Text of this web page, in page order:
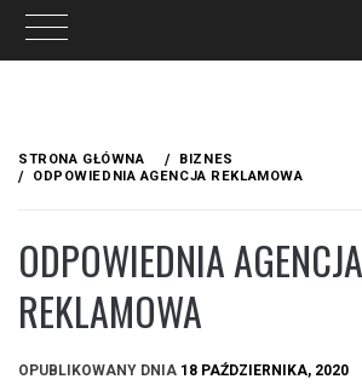
treści
STRONA GŁÓWNA
BIZNES
ODPOWIEDNIA AGENCJA REKLAMOWA
ODPOWIEDNIA AGENCJA
REKLAMOWA
OPUBLIKOWANY DNIA 18 PAŹDZIERNIKA, 2020